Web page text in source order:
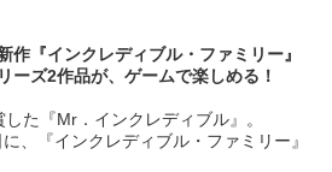
作『インクレディブル・ファミリー』
ーズ2作品が、ゲームで楽しめる！
た『Mr．インクレディブル』。
、『インクレディブル・ファミリー』